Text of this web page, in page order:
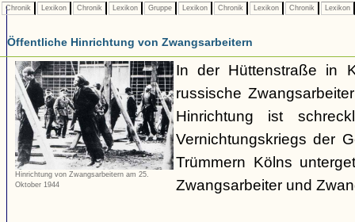
Chronik Lexikon Chronik Lexikon Gruppe Lexikon Chronik Lexikon Chronik Lexikon
Öffentliche Hinrichtung von Zwangsarbeitern
Hinrichtung von Zwangsarbeitern am 25.
Oktober 1944
In der Hüttenstraße in
russische
Hinrichtung ist
Vernichtungskriegs der
Trümmern Kölns
Zwangsarbeiter und